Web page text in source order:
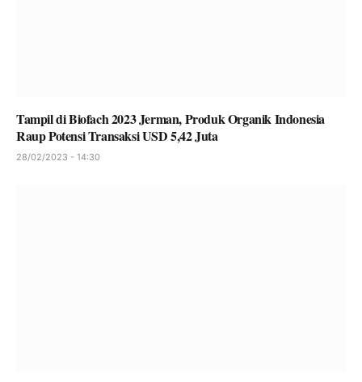
Tampil di Biofach 2023 Jerman, Produk Organik Indonesia
Raup Potensi Transaksi USD 5,42 Juta
28/02/2023 - 14:30